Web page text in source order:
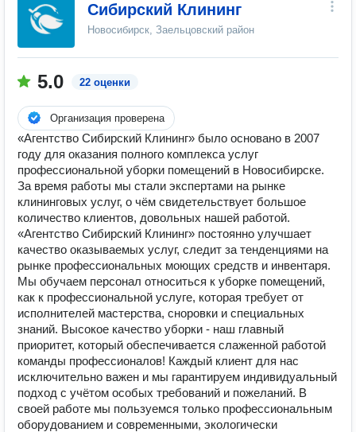
Сибирский Клининг
Новосибирск, Заельцовский район
5.0 22 оценки
Организация проверена
«Агентство Сибирский Клининг» было основано в 2007
году для оказания полного комплекса услуг
профессиональной уборки помещений в Новосибирске.
За время работы мы стали экспертами на рынке
клининговых услуг, о чём свидетельствует большое
количество клиентов, довольных нашей работой.
«Агентство Сибирский Клининг» постоянно улучшает
качество оказываемых услуг, следит за тенденциями на
рынке профессиональных моющих средств и инвентаря.
Мы обучаем персонал относиться к уборке помещений,
как к профессиональной услуге, которая требует от
исполнителей мастерства, сноровки и специальных
знаний. Высокое качество уборки - наш главный
приоритет, который обеспечивается слаженной работой
команды профессионалов! Каждый клиент для нас
исключительно важен и мы гарантируем индивидуальный
подход с учётом особых требований и пожеланий. В
своей работе мы пользуемся только профессиональным
оборудованием и современными, экологически